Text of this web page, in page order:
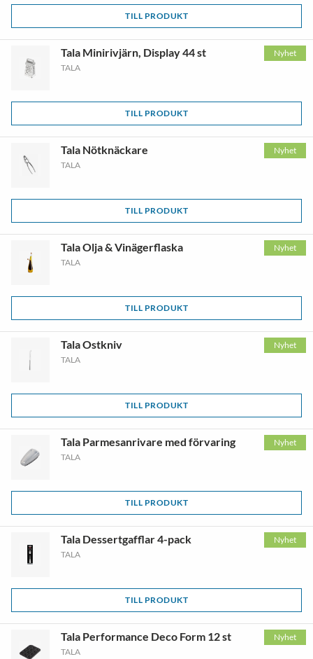
TILL PRODUKT
Nyhet
Tala Minirivjärn, Display 44 st
TALA
TILL PRODUKT
Nyhet
Tala Nötknäckare
TALA
TILL PRODUKT
Nyhet
Tala Olja & Vinägerflaska
TALA
TILL PRODUKT
Nyhet
Tala Ostkniv
TALA
TILL PRODUKT
Nyhet
Tala Parmesanrivare med förvaring
TALA
TILL PRODUKT
Nyhet
Tala Dessertgafflar 4-pack
TALA
TILL PRODUKT
Nyhet
Tala Performance Deco Form 12 st
TALA